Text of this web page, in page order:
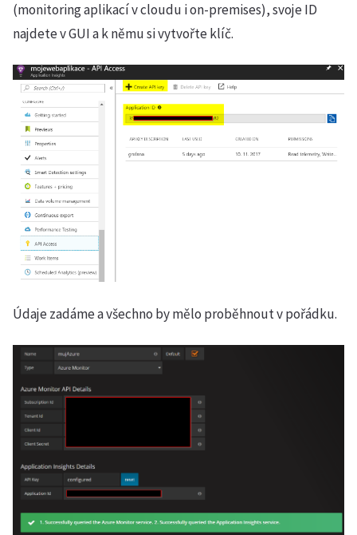
(monitoring aplikací v cloudu i on-premises), svoje ID
najdete v GUI a k němu si vytvořte klíč.
Údaje zadáme a všechno by mělo proběhnout v pořádku.